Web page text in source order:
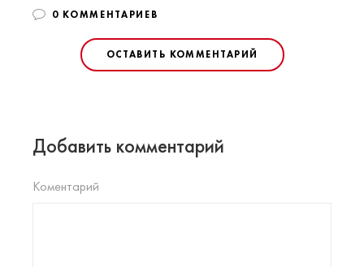
0 КОММЕНТАРИЕВ
ОСТАВИТЬ КОММЕНТАРИЙ
Добавить комментарий
Коментарий